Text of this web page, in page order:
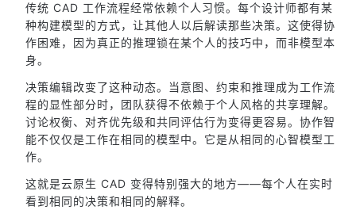
传统 CAD 工作流程经常依赖个人习惯。每个设计师都有某
种构建模型的方式，让其他人以后解读那些决策。这使得协
作困难，因为真正的推理锁在某个人的技巧中，而非模型本
身。
决策编辑改变了这种动态。当意图、约束和推理成为工作流
程的显性部分时，团队获得不依赖于个人风格的共享理解。
讨论权衡、对齐优先级和共同评估行为变得更容易。协作智
能不仅仅是工作在相同的模型中。它是从相同的心智模型工
作。
这就是云原生 CAD 变得特别强大的地方——每个人在实时
看到相同的决策和相同的解释。